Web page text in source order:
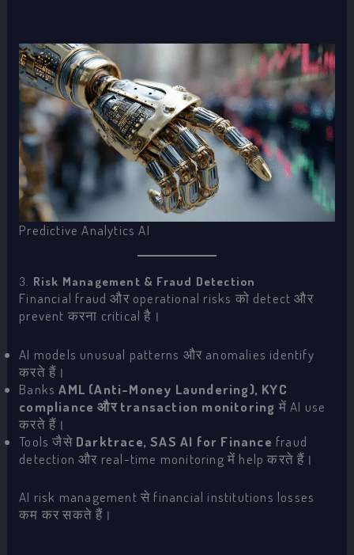
Predictive Analytics AI
3. Risk Management & Fraud Detection
Financial fraud और operational risks को detect और
prevent करना critical है।
AI models unusual patterns और anomalies identify
करते हैं।
BanksAML (Anti-Money Laundering), KYC
compliance और transaction monitoring में AI use
करते हैं।
Tools जैसे Darktrace, SAS AI for Finance fraud
detection और real-time monitoring में help करते हैं।
AI risk management से financial institutions losses
कम कर सकते हैं।